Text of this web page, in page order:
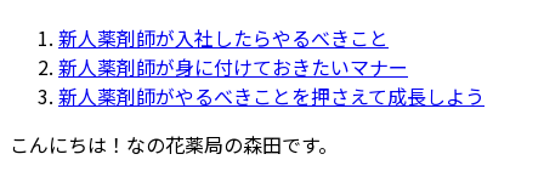
新人薬剤師が入社したらやるべきこと
新人薬剤師が身に付けておきたいマナー
新人薬剤師がやるべきことを押さえて成長しよう
こんにちは！なの花薬局の森田です。